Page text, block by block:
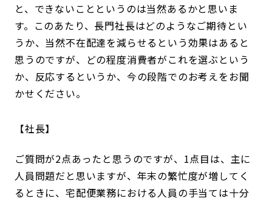
と、できないことというのは当然あるかと思いま
す。このあたり、長門社長はどのようなご期待とい
うか、当然不在配達を減らせるという効果はあると
思うのですが、どの程度消費者がこれを選ぶという
か、反応するというか、今の段階でのお考えをお聞
かせください。
社長
ご質問が2点あったと思うのですが、1点目は、主に
人員問題だと思いますが、年末の繁忙度が増してく
るときに、宅配便業務における人員の手当ては十分